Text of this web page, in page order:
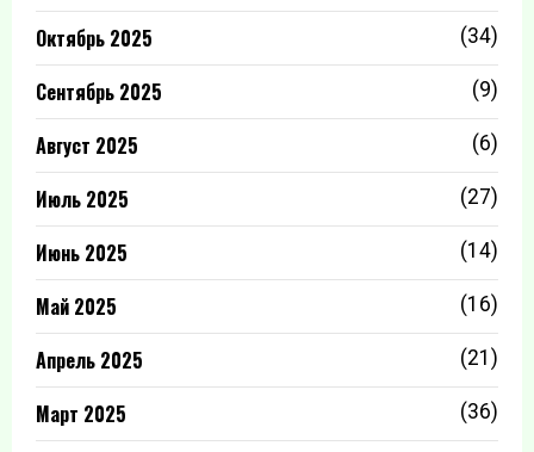
Октябрь 2025 (34)
Сентябрь 2025 (9)
Август 2025 (6)
Июль 2025 (27)
Июнь 2025 (14)
Май 2025 (16)
Апрель 2025 (21)
Март 2025 (36)